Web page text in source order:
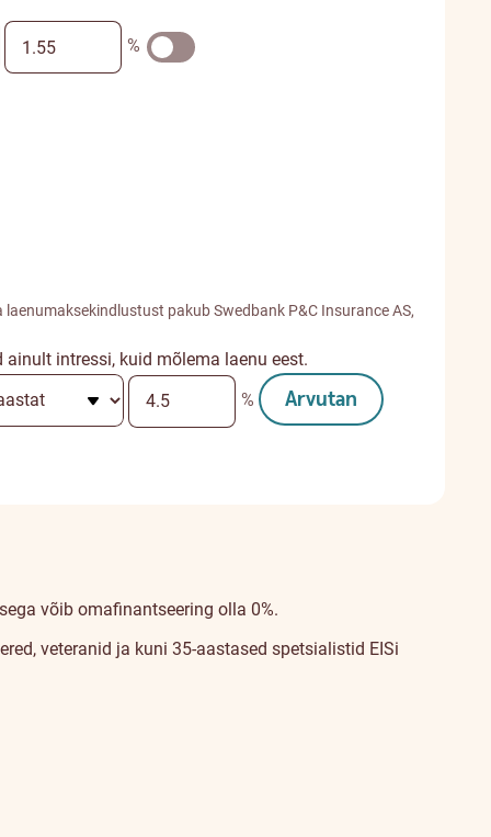
%
pakub Swedbank P&C Insurance AS,
intressi, kuid mõlema laenu eest.
% Arvutan
võib omafinantseering olla 0%.
veteranid ja kuni 35-aastased spetsialistid EISi